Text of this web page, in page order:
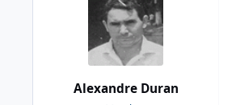
Alexandre Duran